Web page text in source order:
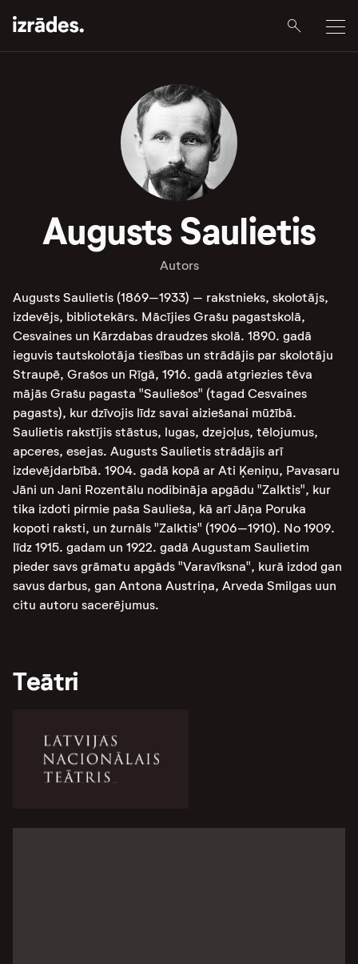
Augusts Saulietis
Autors
Augusts Saulietis (1869–1933) – rakstnieks, skolotājs,
izdevējs, bibliotekārs. Mācījies Grašu pagastskolā,
Cesvaines un Kārzdabas draudzes skolā. 1890. gadā
ieguvis tautskolotāja tiesības un strādājis par skolotāju
Straupē, Grašos un Rīgā, 1916. gadā atgriezies tēva
mājās Grašu pagasta "Sauliešos" (tagad Cesvaines
pagasts), kur dzīvojis līdz savai aiziešanai mūžībā.
Saulietis rakstījis stāstus, lugas, dzejoļus, tēlojumus,
apceres, esejas. Augusts Saulietis strādājis arī
izdevējdarbībā. 1904. gadā kopā ar Ati Ķeniņu, Pavasaru
Jāni un Jani Rozentālu nodibināja apgādu "Zalktis", kur
tika izdoti pirmie paša Saulieša, kā arī Jāņa Poruka
kopoti raksti, un žurnāls "Zalktis" (1906–1910). No 1909.
līdz 1915. gadam un 1922. gadā Augustam Saulietim
pieder savs grāmatu apgāds "Varavīksna", kurā izdod gan
savus darbus, gan Antona Austriņa, Arveda Smilgas uun
citu autoru sacerējumus.
Teātri